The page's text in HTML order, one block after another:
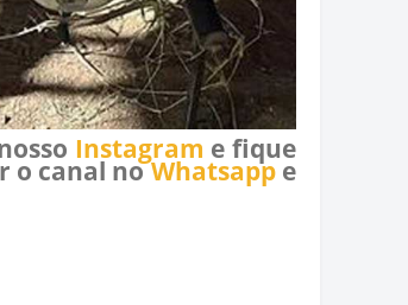
Instagram e fique
o canal noWhatsappe